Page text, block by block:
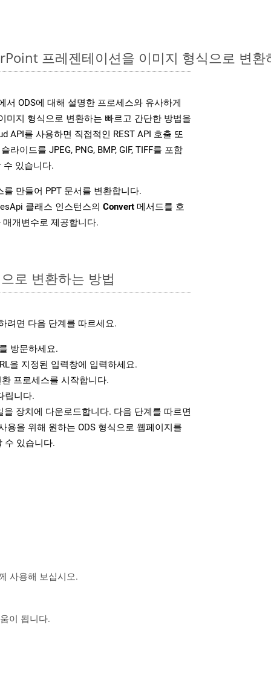
프레젠테이션을 이미지 형식으로 변
서 ODS에 대해 설명한 프로세스와 유사하게
미지 형식으로 변환하는 빠르고 간단한 방법을
API를 사용하면 직접적인 REST API 호출 또
라이드를 JPEG, PNG, BMP, GIF, TIFF를 포함
수 있습니다.
를 만들어 PPT 문서를 변환합니다.
클래스 인스턴스의 Convert 메서드를 호
개변수로 제공합니다.
로 변환하는 방법
려면 다음 단계를 따르세요.
방문하세요.
을 지정된 입력창에 입력하세요.
프로세스를 시작합니다.
립니다.
을 장치에 다운로드합니다. 다음 단계를 따르면
용을 위해 원하는 ODS 형식으로 웹페이지를
수 있습니다.
사용해 보십시오.
이 됩니다.